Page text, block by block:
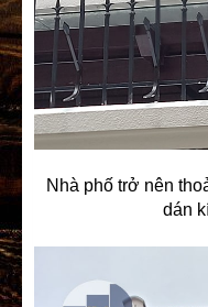
Nhà phố trở nên
dán